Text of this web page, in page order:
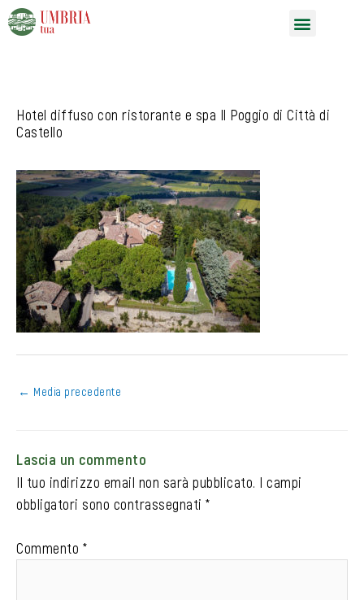
Vai
al
Hotel diffuso con ristorante e spa Il Poggio di Città di
Castello
← Media precedente
Lascia un commento
Il tuo indirizzo email non sarà pubblicato. I campi
obbligatori sono contrassegnati *
Commento *